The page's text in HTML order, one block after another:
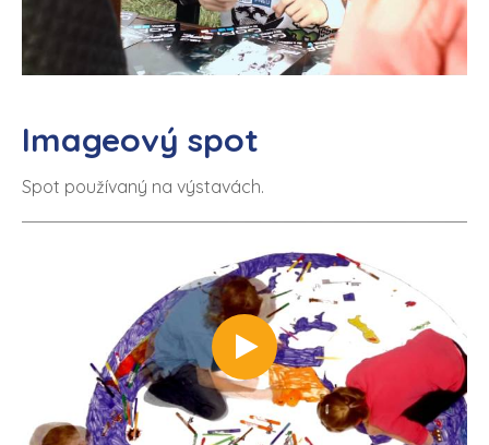
Imageový spot
Spot používaný na výstavách.
https://www.youtube.com/watch?v=QJgl3k8ybPI